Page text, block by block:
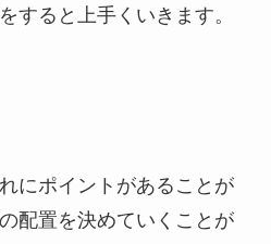
すると上手くいきます。
にポイントがあることが
配置を決めていくことが